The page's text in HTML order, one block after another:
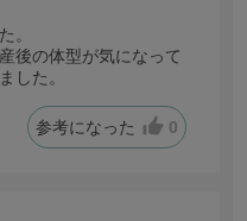
。
後の体型が気になって
した。
参考になった 0